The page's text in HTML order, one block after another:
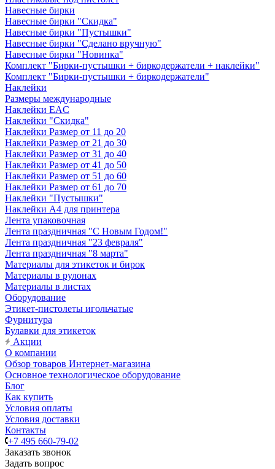
Навесные бирки
Навесные бирки "Скидка"
Навесные бирки "Пустышки"
Навесные бирки "Сделано вручную"
Навесные бирки "Новинка"
Комплект "Бирки-пустышки + биркодержатели + наклейки"
Комплект "Бирки-пустышки + биркодержатели"
Наклейки
Размеры международные
Наклейки EAC
Наклейки "Скидка"
Наклейки Размер от 11 до 20
Наклейки Размер от 21 до 30
Наклейки Размер от 31 до 40
Наклейки Размер от 41 до 50
Наклейки Размер от 51 до 60
Наклейки Размер от 61 до 70
Наклейки "Пустышки"
Наклейки А4 для принтера
Лента упаковочная
Лента праздничная "С Новым Годом!"
Лента праздничная "23 февраля"
Лента праздничная "8 марта"
Материалы для этикеток и бирок
Материалы в рулонах
Материалы в листах
Оборудование
Этикет-пистолеты игольчатые
Фурнитура
Булавки для этикеток
Акции
О компании
Обзор товаров Интернет-магазина
Основное технологическое оборудование
Блог
Как купить
Условия оплаты
Условия доставки
Контакты
+7 495 660-79-02
Заказать звонок
Задать вопрос